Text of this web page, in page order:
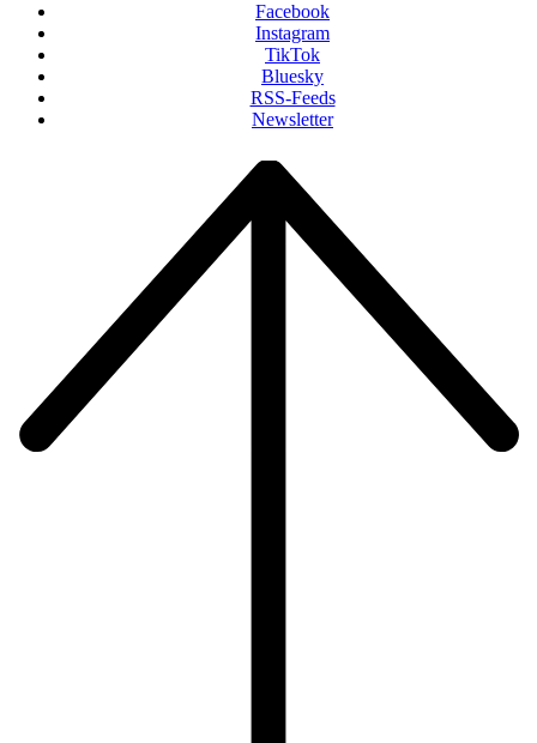
Facebook
Instagram
TikTok
Bluesky
RSS-Feeds
Newsletter